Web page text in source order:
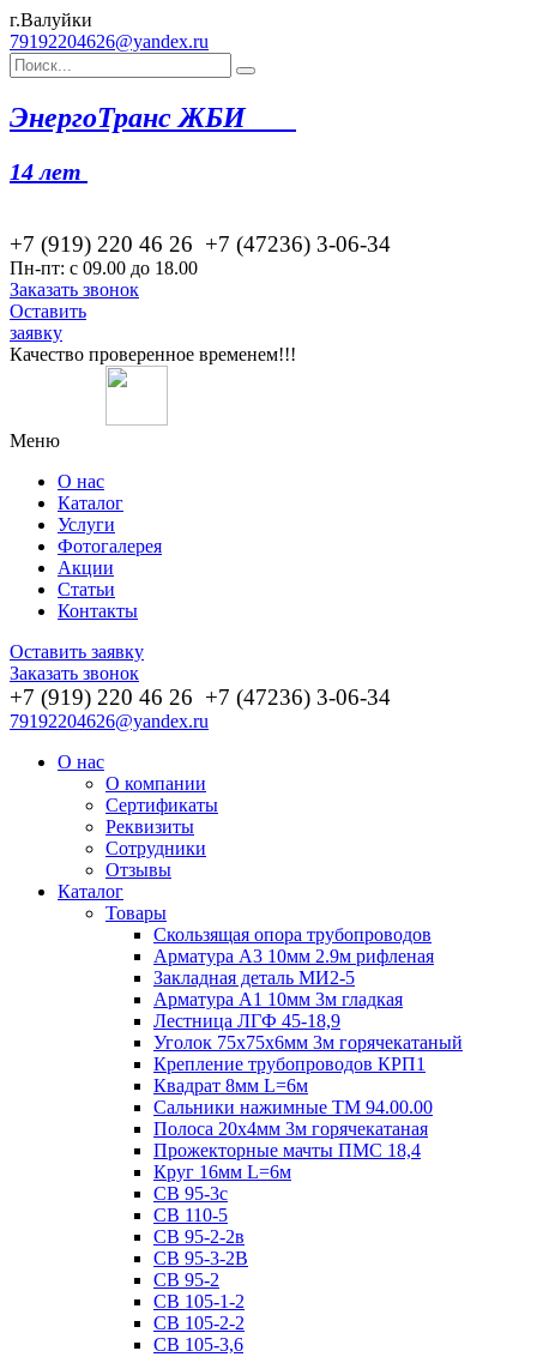
г.Валуйки
79192204626@yandex.ru
ЭнергоТранс ЖБИ
14 лет
+7 (919) 220 46 26 +7 (47236) 3-06-34
Пн-пт: с 09.00 до 18.00
Заказать звонок
Оставить
заявку
Качество проверенное временем!!!
Меню
О нас
Каталог
Услуги
Фотогалерея
Акции
Статьи
Контакты
Оставить заявку
Заказать звонок
+7 (919) 220 46 26 +7 (47236) 3-06-34
79192204626@yandex.ru
О нас
О компании
Сертификаты
Реквизиты
Сотрудники
Отзывы
Каталог
Товары
Скользящая опора трубопроводов
Арматура А3 10мм 2.9м рифленая
Закладная деталь МИ2-5
Арматура А1 10мм 3м гладкая
Лестница ЛГФ 45-18,9
Уголок 75х75х6мм 3м горячекатаный
Крепление трубопроводов КРП1
Квадрат 8мм L=6м
Сальники нажимные ТМ 94.00.00
Полоса 20х4мм 3м горячекатаная
Прожекторные мачты ПМС 18,4
Круг 16мм L=6м
СВ 95-3с
СВ 110-5
СВ 95-2-2в
СВ 95-3-2В
СВ 95-2
СВ 105-1-2
СВ 105-2-2
СВ 105-3,6